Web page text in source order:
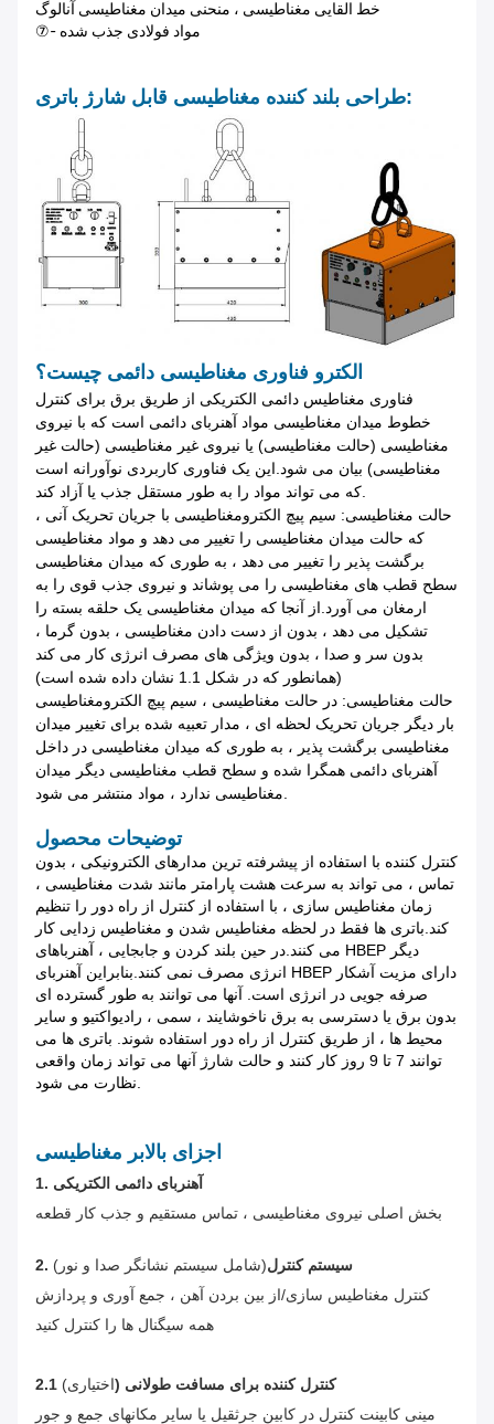
خط القایی مغناطیسی ، منحنی میدان مغناطیسی آنالوگ
⑦- مواد فولادی جذب شده
طراحی بلند کننده مغناطیسی قابل شارژ باتری:
الکترو فناوری مغناطیسی دائمی چیست؟
فناوری مغناطیس دائمی الکتریکی از طریق برق برای کنترل
خطوط میدان مغناطیسی مواد آهنربای دائمی است که با نیروی
مغناطیسی (حالت مغناطیسی) یا نیروی غیر مغناطیسی (حالت غیر
مغناطیسی) بیان می شود.این یک فناوری کاربردی نوآورانه است
حالت مغناطیسی: سیم پیچ الکترومغناطیسی با جریان تحریک آنی ،
که حالت میدان مغناطیسی را تغییر می دهد و مواد مغناطیسی
برگشت پذیر را تغییر می دهد ، به طوری که میدان مغناطیسی
سطح قطب های مغناطیسی را می پوشاند و نیروی جذب قوی را به
ارمغان می آورد.از آنجا که میدان مغناطیسی یک حلقه بسته را
تشکیل می دهد ، بدون از دست دادن مغناطیسی ، بدون گرما ،
بدون سر و صدا ، بدون ویژگی های مصرف انرژی کار می کند
(همانطور که در شکل 1.1 نشان داده شده است)
حالت مغناطیسی: در حالت مغناطیسی ، سیم پیچ الکترومغناطیسی
بار دیگر جریان تحریک لحظه ای ، مدار تعبیه شده برای تغییر میدان
مغناطیسی برگشت پذیر ، به طوری که میدان مغناطیسی در داخل
آهنربای دائمی همگرا شده و سطح قطب مغناطیسی دیگر میدان
توضیحات محصول
کنترل کننده با استفاده از پیشرفته ترین مدارهای الکترونیکی ، بدون
تماس ، می تواند به سرعت هشت پارامتر مانند شدت مغناطیسی ،
زمان مغناطیس سازی ، با استفاده از کنترل از راه دور را تنظیم
کند.باتری ها فقط در لحظه مغناطیس شدن و مغناطیس زدایی کار
می کنند.در حین بلند کردن و جابجایی ، آهنرباهای HBEP دیگر
انرژی مصرف نمی کنند.بنابراین آهنربای HBEP دارای مزیت آشکار
صرفه جویی در انرژی است. آنها می توانند به طور گسترده ای
بدون برق یا دسترسی به برق ناخوشایند ، سمی ، رادیواکتیو و سایر
محیط ها ، از طریق کنترل از راه دور استفاده شوند. باتری ها می
توانند 7 تا 9 روز کار کنند و حالت شارژ آنها می تواند زمان واقعی
اجزای بالابر مغناطیسی
1. آهنربای دائمی الکتریکی
بخش اصلی نیروی مغناطیسی ، تماس مستقیم و جذب کار قطعه
2. سیستم کنترل(شامل سیستم نشانگر صدا و نور)
کنترل مغناطیس سازی/از بین بردن آهن ، جمع آوری و پردازش
همه سیگنال ها را کنترل کنید
2.1 کنترل کننده برای مسافت طولانی (اختیاری)
مینی کابینت کنترل در کابین جرثقیل یا سایر مکانهای جمع و جور